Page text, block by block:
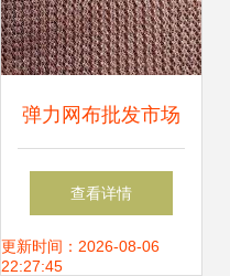
弹力网布批发市场
洞析 双针床工业导
流网直销供应的优
查看详情
更新时间：2026-08-06
22:27:45